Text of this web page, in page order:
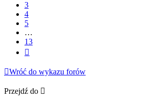
3
4
5
…
13
Wróć do wykazu forów
Przejdź do